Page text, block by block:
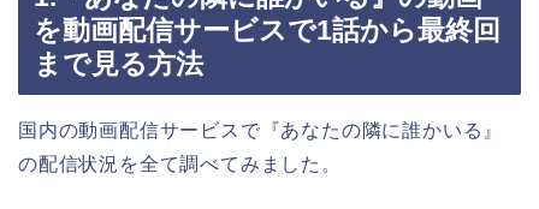
を動画配信サービスで1話から最終回
まで見る方法
国内の動画配信サービスで『あなたの隣に誰かいる』
の配信状況を全て調べてみました。